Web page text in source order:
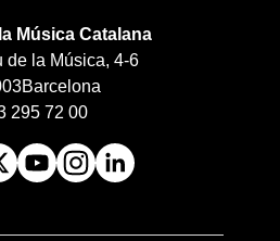
Música Catalana
de la Música, 4-6
Barcelona
295 72 00